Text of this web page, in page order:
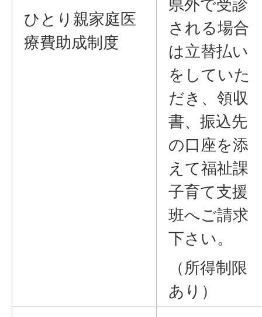
ひとり親家庭医
療費助成制度
県外で受診
される場合
は立替払い
をしていた
だき、領収
書、振込先
の口座を添
えて福祉課
子育て支援
班へご請求
下さい。
（所得制限
あり）